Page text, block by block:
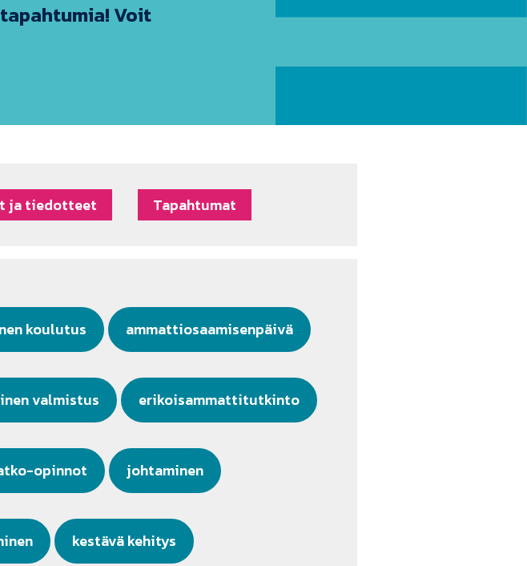
Voit
ja tiedotteet Tapahtumat
koulutus ammattiosaamisenpäivä
valmistus erikoisammattitutkinto
opinnot johtaminen
kestävä kehitys